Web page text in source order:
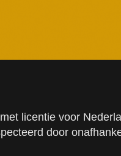
licentie voor
door